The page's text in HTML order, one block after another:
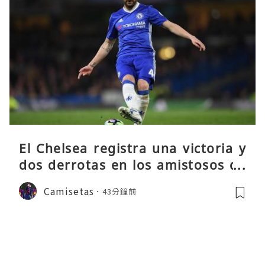
El Chelsea registra una victoria y
dos derrotas en los amistosos de
pretemporada
Camisetas 43分鐘前